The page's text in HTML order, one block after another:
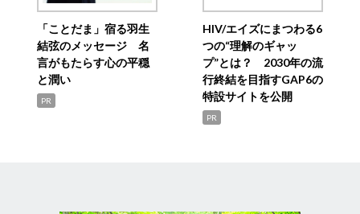
「ことだま」宿る羽生
結弦のメッセージ 名
言がもたらす心の平穏
と潤い
PR
HIV/エイズにまつわる6
つの“理解のギャッ
プ”とは？ 2030年の流
行終結を目指すGAP6の
特設サイトを公開
PR